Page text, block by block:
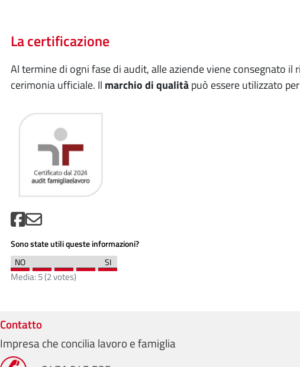
La certificazione
Al termine di ogni fase di audit, alle aziende viene consegnato il
cerimonia ufficiale. Il marchio di qualitàpuò essere utilizzato
Sono state utili queste informazioni?
Media:5(2votes)
Contatto
Impresa che concilia lavoro e famiglia